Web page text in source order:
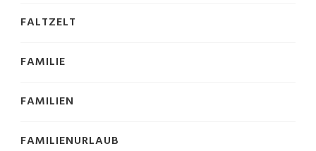
FALTZELT
FAMILIE
FAMILIEN
FAMILIENURLAUB